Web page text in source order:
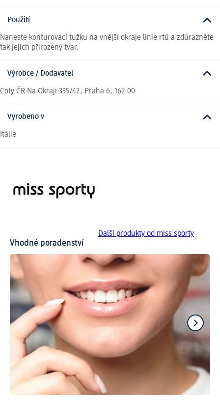
Použití
Naneste konturovací tužku na vnější okraje linie rtů a zdůrazněte
tak jejich přirozený tvar.
Výrobce / Dodavatel
Coty ČR Na Okraji 335/42, Praha 6, 162 00
Vyrobeno v
Itálie
Další produkty od miss sporty
Vhodné poradenství